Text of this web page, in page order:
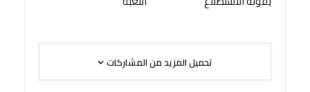
تحميل المزيد من المشاركات